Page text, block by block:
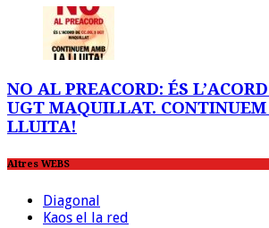
NO AL PREACORD: ÉS
UGT MAQUILLAT.
LLUITA!
Altres WEBS
Diagonal
Kaos el la red